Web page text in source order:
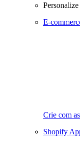
E-
Crie com
Shopify